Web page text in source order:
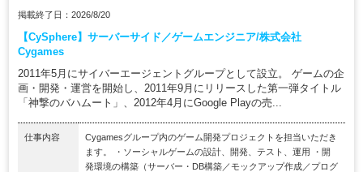
掲載終了日：2026/8/20
【CySphere】サーバーサイド／ゲームエンジニア/株式会社
Cygames
2011年5月にサイバーエージェントグループとして設立。 ゲームの企
画・開発・運営を開始し、2011年9月にリリースした第一弾タイトル
「神撃のバハムート」、2012年4月にGoogle Playの売...
仕事内容
Cygamesグループ内のゲーム開発プロジェクトを担当いただき
ます。 ・ソーシャルゲームの設計、開発、テスト、運用 ・開
発環境の構築（サーバー・DB構築／モックアップ作成／プログ